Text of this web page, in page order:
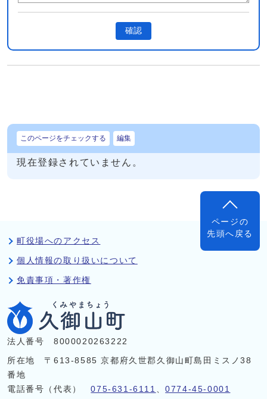
確認
このページをチェックする 編集
現在登録されていません。
ページの
先頭へ戻る
町役場へのアクセス
個人情報の取り扱いについて
免責事項・著作権
法人番号 8000020263222
所在地 〒613-8585 京都府久世郡久御山町島田ミスノ38
番地
電話番号（代表）075-631-6111 、0774-45-0001